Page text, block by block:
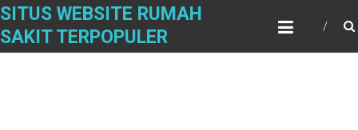
Skip
content
SITUS WEBSITE RUMAH
SAKIT TERPOPULER